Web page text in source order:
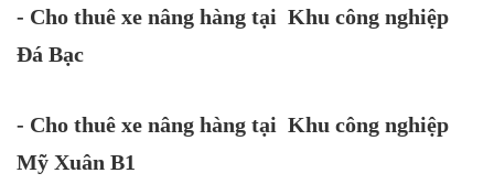
- Cho thuê xe nâng hàng tại Khu công nghiệp
Đá Bạc
- Cho thuê xe nâng hàng tại Khu công nghiệp
Mỹ Xuân B1